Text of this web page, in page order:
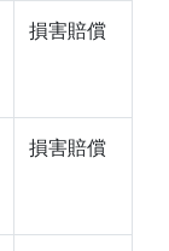
損害賠償
損害賠償